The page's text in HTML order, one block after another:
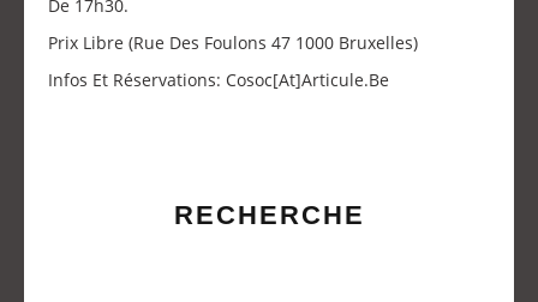
De 17h30.
Prix Libre (Rue Des Foulons 47 1000 Bruxelles)
Infos Et Réservations: Cosoc[at]articule.be
RECHERCHE